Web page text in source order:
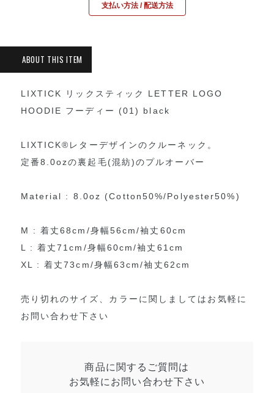
支払い方法 / 配送方法
LIXTICK リックスティック LETTER LOGO
HOODIE フーディー (01) black
LIXTICK®レターデザインのクルーネック。
定番8.0ozの裏起毛(混紡)のプルオーバー
Material : 8.0oz (Cotton50%/Polyester50%)
M : 着丈68cm/身幅56cm/袖丈60cm
L : 着丈71cm/身幅60cm/袖丈61cm
XL : 着丈73cm/身幅63cm/袖丈62cm
売り切れのサイズ、カラーに関しましてはお気軽に
お問い合わせ下さい
商品に関するご質問は
お気軽にお問い合わせ下さい